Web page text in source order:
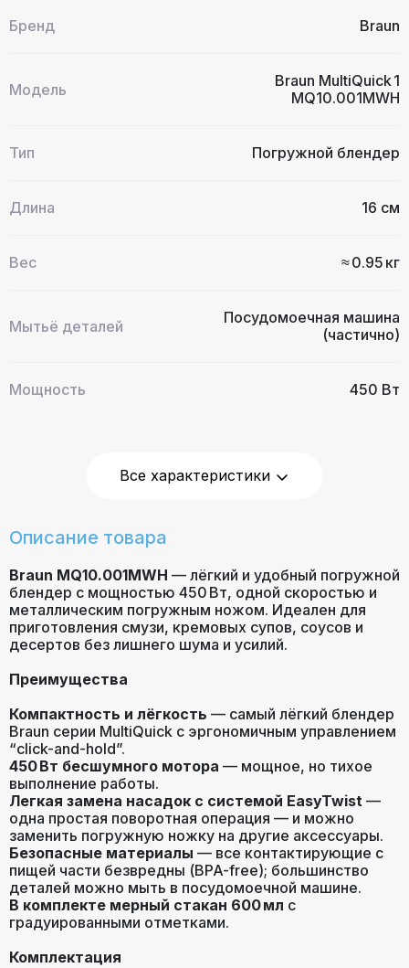
Бренд Braun
Модель
Braun MultiQuick 1
MQ10.001MWH
Тип Погружной блендер
Длина 16 см
Вес ≈ 0.95 кг
Мытьё деталей
Посудомоечная машина
(частично)
Мощность 450 Вт
насадок
Материалы, контакт
с пищей
BPA-free
Длина шнура
Все характеристики
Описание товара
Braun MQ10.001MWH — лёгкий и удобный погружной
блендер с мощностью 450 Вт, одной скоростью и
металлическим погружным ножом. Идеален для
приготовления смузи, кремовых супов, соусов и
десертов без лишнего шума и усилий.
Преимущества
Компактность и лёгкость — самый лёгкий блендер
Braun серии MultiQuick с эргономичным управлением
“click-and-hold”.
450 Вт бесшумного мотора — мощное, но тихое
выполнение работы.
Легкая замена насадок с системой EasyTwist —
одна простая поворотная операция — и можно
заменить погружную ножку на другие аксессуары.
Безопасные материалы — все контактирующие с
пищей части безвредны (BPA-free); большинство
деталей можно мыть в посудомоечной машине.
В комплекте мерный стакан 600 мл с
градуированными отметками.
Комплектация